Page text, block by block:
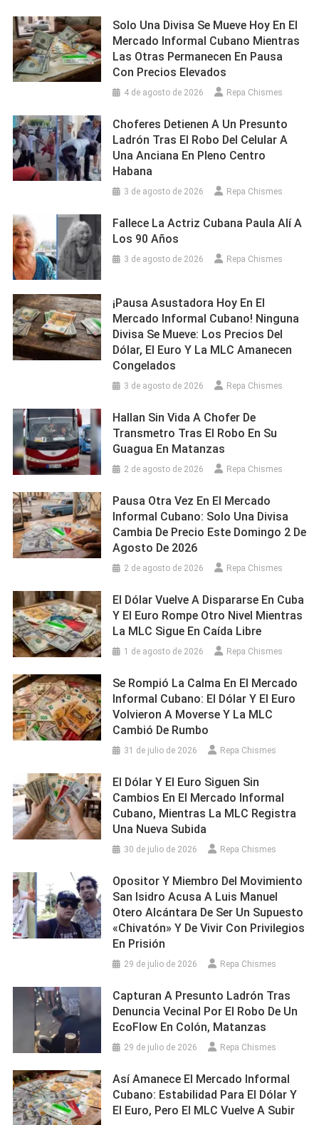
Solo Una Divisa Se Mueve Hoy En El
Mercado Informal Cubano Mientras
Las Otras Permanecen En Pausa
Con Precios Elevados
4 de agosto de 2026 Repa Chismes
Choferes Detienen A Un Presunto
Ladrón Tras El Robo Del Celular A
Una Anciana En Pleno Centro
Habana
3 de agosto de 2026 Repa Chismes
Fallece La Actriz Cubana Paula Alí A
Los 90 Años
3 de agosto de 2026 Repa Chismes
¡Pausa Asustadora Hoy En El
Mercado Informal Cubano! Ninguna
Divisa Se Mueve: Los Precios Del
Dólar, El Euro Y La MLC Amanecen
Congelados
3 de agosto de 2026 Repa Chismes
Hallan Sin Vida A Chofer De
Transmetro Tras El Robo En Su
Guagua En Matanzas
2 de agosto de 2026 Repa Chismes
Pausa Otra Vez En El Mercado
Informal Cubano: Solo Una Divisa
Cambia De Precio Este Domingo 2 De
Agosto De 2026
2 de agosto de 2026 Repa Chismes
El Dólar Vuelve A Dispararse En Cuba
Y El Euro Rompe Otro Nivel Mientras
La MLC Sigue En Caída Libre
1 de agosto de 2026 Repa Chismes
Se Rompió La Calma En El Mercado
Informal Cubano: El Dólar Y El Euro
Volvieron A Moverse Y La MLC
Cambió De Rumbo
31 de julio de 2026 Repa Chismes
El Dólar Y El Euro Siguen Sin
Cambios En El Mercado Informal
Cubano, Mientras La MLC Registra
Una Nueva Subida
30 de julio de 2026 Repa Chismes
Opositor Y Miembro Del Movimiento
San Isidro Acusa A Luis Manuel
Otero Alcántara De Ser Un Supuesto
«chivatón» Y De Vivir Con Privilegios
En Prisión
29 de julio de 2026 Repa Chismes
Capturan A Presunto Ladrón Tras
Denuncia Vecinal Por El Robo De Un
EcoFlow En Colón, Matanzas
29 de julio de 2026 Repa Chismes
Así Amanece El Mercado Informal
Cubano: Estabilidad Para El Dólar Y
El Euro, Pero El MLC Vuelve A Subir